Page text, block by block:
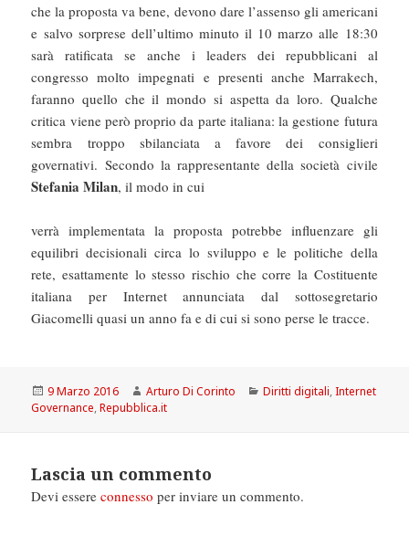
che la proposta va bene, devono dare l’assenso gli americani
e salvo sorprese dell’ultimo minuto il 10 marzo alle 18:30
sarà ratificata se anche i leaders dei repubblicani al
congresso molto impegnati e presenti anche Marrakech,
faranno quello che il mondo si aspetta da loro. Qualche
critica viene però proprio da parte italiana: la gestione futura
sembra troppo sbilanciata a favore dei consiglieri
governativi. Secondo la rappresentante della società civile
Stefania Milan, il modo in cui
verrà implementata la proposta potrebbe influenzare gli
equilibri decisionali circa lo sviluppo e le politiche della
rete, esattamente lo stesso rischio che corre la Costituente
italiana per Internet annunciata dal sottosegretario
Giacomelli quasi un anno fa e di cui si sono perse le tracce.
Scritto
il
9 Marzo 2016 Autore
Arturo Di Corinto Categorie
Diritti digitali,Internet
Governance,Repubblica.it
Lascia un commento
Devi essereconnesso per inviare un commento.